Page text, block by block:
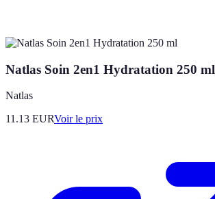
Natlas Soin 2en1 Hydratation 250 ml
Natlas
11.13 EURVoir le prix